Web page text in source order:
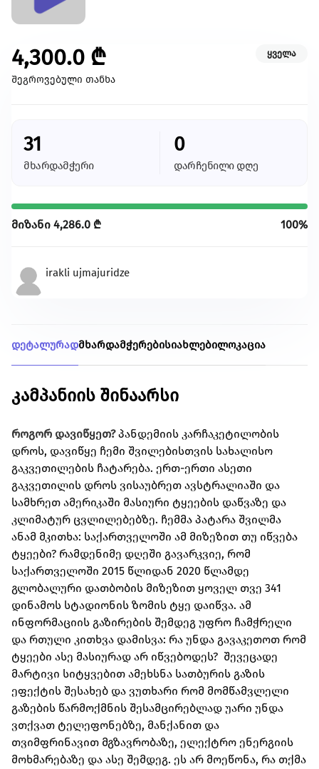
შექმენი კულტურულ სივრცეები, განავითარე
გაეცი მეტი
ყველა ინიციატივა
4,300.0 ₾
შეგროვებული თანხა
ყველა
31
მხარდამჭერი
0
დარჩენილი დღე
მიზანი 4,286.0 ₾ 100%
irakli ujmajuridze
დეტალურადმხარდამჭერებისიახლებილოკაცია
კამპანიის შინაარსი
როგორ დავიწყეთ?პანდემიის კარჩაკეტილობის
დროს, დავიწყე ჩემი შვილებისთვის სახალისო
გაკვეთილების ჩატარება. ერთ-ერთი ასეთი
გაკვეთილის დროს ვისაუბრეთ ავსტრალიაში და
სამხრეთ ამერიკაში მასიური ტყეების დაწვაზე და
კლიმატურ ცვლილებებზე. ჩემმა პატარა შვილმა
ანამ მკითხა: საქართველოში ამ მიზეზით თუ იწვება
ტყეები? რამდენიმე დღეში გავარკვიე, რომ
საქართველოში 2015 წლიდან 2020 წლამდე
გლობალური დათბობის მიზეზით ყოველ თვე 341
დინამოს სტადიონის ზომის ტყე დაიწვა. ამ
ინფორმაციის გაზირების შემდეგ უფრო ჩამჭრელი
და რთული კითხვა დამისვა: რა უნდა გავაკეთოთ რომ
ტყეები ასე მასიურად არ იწვებოდეს? შევეცადე
მარტივი სიტყვებით ამეხსნა სათბურის გაზის
ეფექტის შესახებ და ვუთხარი რომ მომწამვლელი
გაზების წარმოქმნის შესამცირებლად უარი უნდა
ვთქვათ ტელეფონებზე, მანქანით და
თვიმფრინავით მგზავრობაზე, ელექტრო ენერგიის
მოხმარებაზე და ასე შემდეგ. ეს არ მოეწონა, რა თქმა